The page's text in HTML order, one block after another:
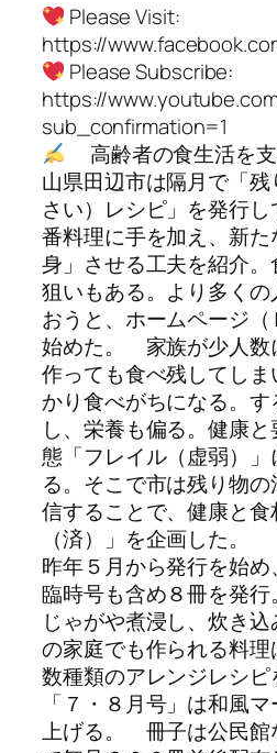
Please Visit:
https://
Please Subscribe:
https://
sub_confirmation=1
高齢者の食生活を
山県田辺市は隔月で「残
さい）レシピ」を発行
番料理に手を加え、新
身」させる工夫を紹介
狙いもある。より多く
おうと、ホームページ
始めた。 家族が少人数
作っても食べ残してし
かり食べがちになる。
し、栄養も偏る。健康
態「フレイル（虚弱）
る。そこで市は残り物
信することで、健康と食
（済）」を企画した。
昨年５月から発行を始
臨時号も含め８冊を発
じゃがや煮浸し、炊き
の家庭でも作られる料
数種類のアレンジレシピ
「７・８月号」は和風
上げる。 冊子は公民館